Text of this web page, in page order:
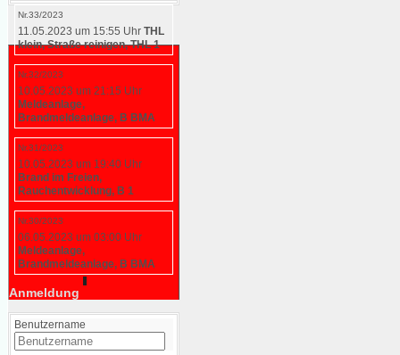
Nr.33/2023
11.05.2023 um 15:55 Uhr THL
klein, Straße reinigen, THL 1
Nr.32/2023
10.05.2023 um 21:15 Uhr
Meldeanlage,
Brandmeldeanlage, B BMA
Nr.31/2023
10.05.2023 um 19:40 Uhr
Brand im Freien,
Rauchentwicklung, B 1
Nr.30/2023
06.05.2023 um 03:00 Uhr
Meldeanlage,
Brandmeldeanlage, B BMA
Anmeldung
Benutzername